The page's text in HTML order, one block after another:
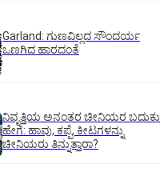
Garland: ಗುಣವಿಲ್ಲದ ಸೌಂದರ್ಯ
ಒಣಗಿದ ಹಾರದಂತೆ
ನಿವೃತ್ತಿಯ ಅನಂತರ ಚೀನಿಯರ ಬದುಕು
ಹೇಗೆ: ಹಾವು, ಕಪ್ಪೆ, ಕೀಟಗಳನ್ನು
ಚೀನಿಯರು ತಿನ್ನುತ್ತಾರಾ?